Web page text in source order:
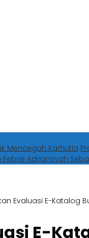
Mencegah Karhutla
Adriansyah
Evaluasi E-Katalog
E-